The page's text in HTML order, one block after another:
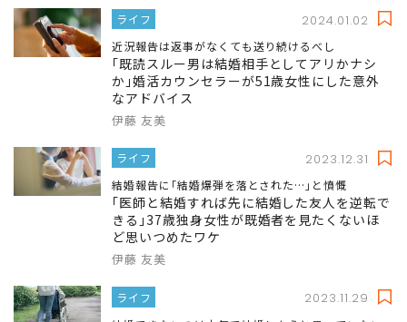
ライフ 2024.01.02
近況報告は返事がなくても送り続けるべし
｢既読スルー男は結婚相手としてアリかナシ
か｣婚活カウンセラーが51歳女性にした意外
なアドバイス
伊藤 友美
ライフ 2023.12.31
結婚報告に｢結婚爆弾を落とされた…｣と憤慨
｢医師と結婚すれば先に結婚した友人を逆転で
きる｣37歳独身女性が既婚者を見たくないほ
ど思いつめたワケ
伊藤 友美
ライフ 2023.11.29